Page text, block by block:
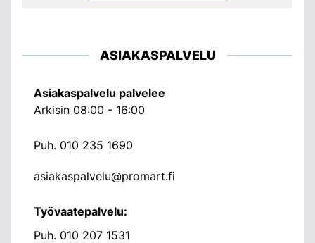
ASIAKASPALVELU
Asiakaspalvelu palvelee
Arkisin 08:00 - 16:00
Puh. 010 235 1690
asiakaspalvelu@promart.fi
Työvaatepalvelu:
Puh. 010 207 1531